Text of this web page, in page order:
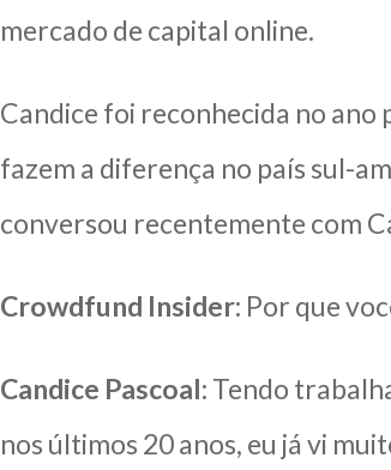
mercado de capital online.
Candice foi reconhecida no ano
fazem a diferença no país sul-
conversou recentemente com
Crowdfund Insider: Por que
Candice Pascoal: Tendo
nos últimos 20 anos, eu já vi